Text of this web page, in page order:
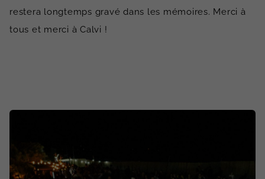
restera longtemps gravé dans les mémoires. Merci à
tous et merci à Calvi !